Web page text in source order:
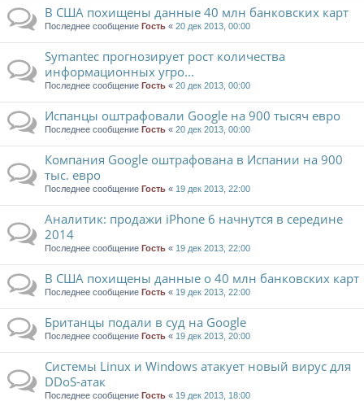
В США похищены данные 40 млн банковских карт
Последнее сообщение Гость « 20 дек 2013, 00:00
Symantec прогнозирует рост количества
информационных угро...
Последнее сообщение Гость « 20 дек 2013, 00:00
Испанцы оштрафовали Google на 900 тысяч евро
Последнее сообщение Гость « 20 дек 2013, 00:00
Компания Google оштрафована в Испании на 900
тыс. евро
Последнее сообщение Гость « 19 дек 2013, 22:00
Аналитик: продажи iPhone 6 начнутся в середине
2014
Последнее сообщение Гость « 19 дек 2013, 22:00
В США похищены данные о 40 млн банковских карт
Последнее сообщение Гость « 19 дек 2013, 22:00
Британцы подали в суд на Google
Последнее сообщение Гость « 19 дек 2013, 20:00
Системы Linux и Windows атакует новый вирус для
DDoS-атак
Последнее сообщение Гость « 19 дек 2013, 18:00